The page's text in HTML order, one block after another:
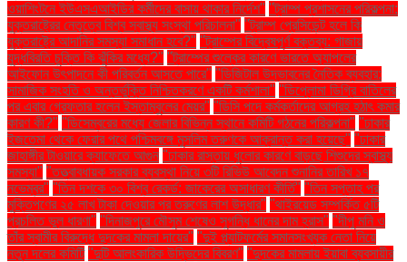
ওয়াশিংটনে ইউএসএআইডির কর্মীদের বাসায় থাকার নির্দেশ" "ট্রাম্প প্রশাসনের পরিকল্পনা:
যুক্তরাষ্ট্রের নেতৃত্বে বিশ্ব স্বাস্থ্য সংস্থা পরিচালনা" "ট্রাম্প প্রেসিডেন্ট হলে কি
যুক্তরাষ্ট্রে আদানির সমস্যা সমাধান হবে?" "ট্রাম্পের বিদ্বেষপূর্ণ বক্তব্য: গাজায়
যুদ্ধবিরতি চুক্তি কি ঝুঁকির মধ্যে?" "ট্রাম্পের শুল্কের কারণে ভারতে অ্যাপলের
আইফোন উৎপাদনে কী পরিবর্তন আসতে পারে" "ডিজিটাল উদ্ভাবনের নৈতিক ব্যবহার:
সামাজিক সংহতি ও অন্তর্ভুক্তি নিশ্চিতকরণে একটি কর্মশালা" "ডিপ্লোমা ডিগ্রি বাতিলের
পর এবার গ্রেফতার হলেন ইস্তাম্বুলের মেয়র" "ডিসি পদে কর্মকর্তাদের আগ্রহ হঠাৎ কমার
কারণ কী?" "ডিসেম্বরের মধ্যে জেলার বিভিন্ন স্থানে কমিটি গঠনের পরিকল্পনা" "ঢাকার
ইজতেমা থেকে ফেরার পথে পশ্চিমবঙ্গে মুসলিম তরুণকে আক্রান্ত করা হয়েছে" "ঢাকার
জাহাঙ্গীর টাওয়ারে ক্যাফেতে আগুন "ঢাকার রাস্তায় ধুলোর কারণে বাড়ছে শিশুদের স্বাস্থ্য
সমস্যা" "তত্ত্বাবধায়ক সরকার ব্যবস্থা নিয়ে ৩টি রিভিউ আবেদন শুনানির তারিখ ১৭
নভেম্বর" "তিন দশকে ৩০ বিশ্ব রেকর্ড: জাকেরের অসাধারণ কীর্তি" "তিন সপ্তাহ পর
মুক্তিপণের ২৫ লাখ টাকা দেওয়ার পর তরুণের লাশ উদ্ধার" "থাইরয়েড সম্পর্কিত ৫টি
প্রচলিত ভুল ধারণা" "দিনাজপুরে মৌসুম শেষেও সুগন্ধি ধানের দাম হ্রাস" "দীপু মনি ও
তাঁর স্বামীর বিরুদ্ধে দুদকের মামলা দায়ের" "দুই প্ল্যাটফর্মের সমানসংখ্যক নেতা নিয়ে
নতুন দলের কমিটি "দুটি আলংকারিক উদ্ভিদের বিবরণ" "দুদকের মামলায় ইয়াবা ব্যবসায়ীর